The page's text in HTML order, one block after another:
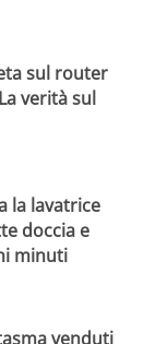
sul router
verità sul
la lavatrice
doccia e
minuti
venduti